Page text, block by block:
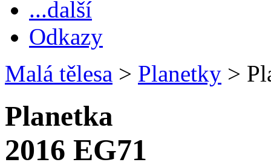
...další
Odkazy
Malá tělesa > Planetky >
Planetka
2016 EG71